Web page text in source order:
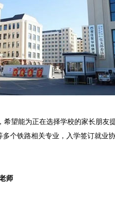
望能为正在选择学校的家长朋友
个铁路相关专业，入学签订就业
师